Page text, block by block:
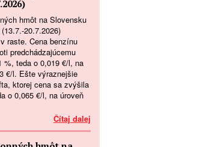
hmôt na Slovensku
20.7.2026)
raste. Cena benzínu
predchádzajúcemu
%, teda o 0,019 €/l, na
€/l. Ešte výraznejšie
ktorej cena sa zvýšila
o 0,065 €/l, na úroveň
Čítaj dalej